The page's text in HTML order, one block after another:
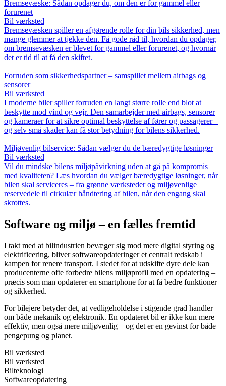
Bremsevæske: Sådan opdager du, om den er for gammel eller
forurenet
Bil værksted
Bremsevæsken spiller en afgørende rolle for din bils sikkerhed, men
mange glemmer at tjekke den. Få gode råd til, hvordan du opdager,
om bremsevæsken er blevet for gammel eller forurenet, og hvornår
det er tid til at få den skiftet.
Forruden som sikkerhedspartner – samspillet mellem airbags og
sensorer
Bil værksted
I moderne biler spiller forruden en langt større rolle end blot at
beskytte mod vind og vejr. Den samarbejder med airbags, sensorer
og kameraer for at sikre optimal beskyttelse af fører og passagerer –
og selv små skader kan få stor betydning for bilens sikkerhed.
Miljøvenlig bilservice: Sådan vælger du de bæredygtige løsninger
Bil værksted
Vil du mindske bilens miljøpåvirkning uden at gå på kompromis
med kvaliteten? Læs hvordan du vælger bæredygtige løsninger, når
bilen skal serviceres – fra grønne værksteder og miljøvenlige
reservedele til cirkulær håndtering af bilen, når den engang skal
skrottes.
Software og miljø – en fælles fremtid
I takt med at bilindustrien bevæger sig mod mere digital styring og
elektrificering, bliver softwareopdateringer et centralt redskab i
kampen for renere transport. I stedet for at udskifte dyre dele kan
producenterne ofte forbedre bilens miljøprofil med en opdatering –
præcis som man opdaterer en smartphone for at få bedre funktioner
og sikkerhed.
For bilejere betyder det, at vedligeholdelse i stigende grad handler
om både mekanik og elektronik. En opdateret bil er ikke kun mere
effektiv, men også mere miljøvenlig – og det er en gevinst for både
pengepung og planet.
Bil værksted
Bil værksted
Bilteknologi
Softwareopdatering